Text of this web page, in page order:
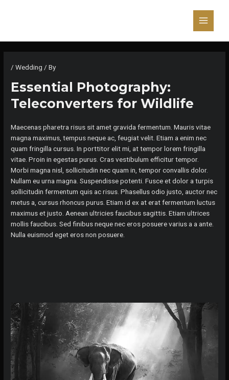
Main
/Wedding / By
Essential Photography:
Teleconverters for Wildlife
Maecenas pharetra risus sit amet gravida fermentum. Mauris vitae
magna maximus, tempus neque ac, feugiat velit. Etiam a enim nec
quam fringilla cursus. In porttitor elit mi, at tempor lorem fringilla
vitae. Proin in egestas purus. Cras vestibulum efficitur tempor.
Morbi magna nisl, sollicitudin nec quam in, tempor convallis dolor.
Nullam eu urna magna. Suspendisse potenti. Fusce et dolor a turpis
sollicitudin fermentum quis ac risus. Phasellus odio justo, auctor nec
metus a, cursus rhoncus purus. Etiam id ex at erat fermentum luctus
maximus et justo. Aenean ultricies faucibus sagittis. Etiam ultrices
mollis faucibus. Sed finibus neque nec eros posuere varius a a ante.
Nulla euismod eget eros non posuere.